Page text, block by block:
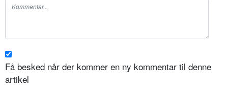
Få besked når der kommer en ny kommentar til denne
artikel